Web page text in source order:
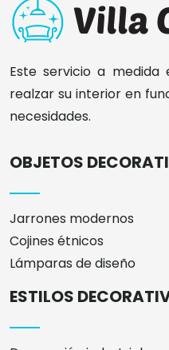
Este servicio a medida
realzar su interior en
necesidades.
OBJETOS
Jarrones modernos
Cojines étnicos
Lámparas de diseño
ESTILOS